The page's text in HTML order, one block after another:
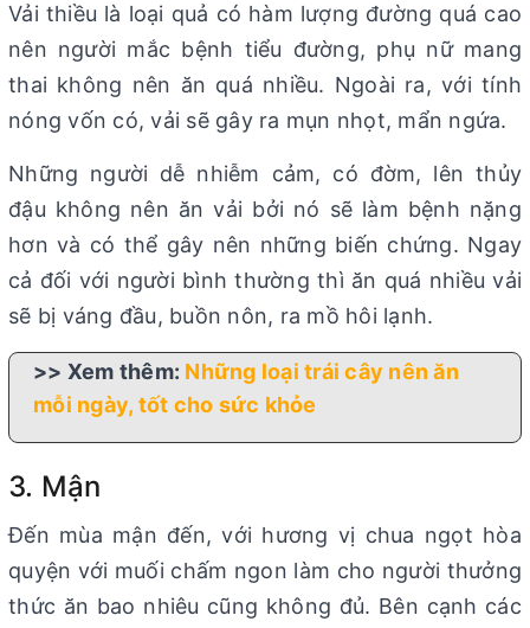
Vải thiều là loại quả có hàm lượng đường quá cao
nên người mắc bệnh tiểu đường, phụ nữ mang
thai không nên ăn quá nhiều. Ngoài ra, với tính
nóng vốn có, vải sẽ gây ra mụn nhọt, mẩn ngứa.
Những người dễ nhiễm cảm, có đờm, lên thủy
đậu không nên ăn vải bởi nó sẽ làm bệnh nặng
hơn và có thể gây nên những biến chứng. Ngay
cả đối với người bình thường thì ăn quá nhiều vải
sẽ bị váng đầu, buồn nôn, ra mồ hôi lạnh.
>> Xem thêm: Những loại trái cây nên ăn
mỗi ngày, tốt cho sức khỏe
3. Mận
Đến mùa mận đến, với hương vị chua ngọt hòa
quyện với muối chấm ngon làm cho người thưởng
thức ăn bao nhiêu cũng không đủ. Bên cạnh các